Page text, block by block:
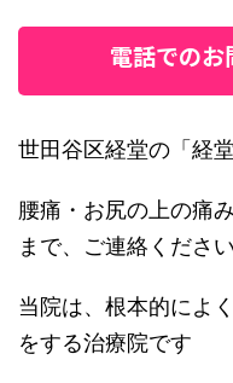
電話でのお
世田谷区経堂の「経
腰痛・お尻の上の痛
まで、ご連絡ください
当院は、根本的によ
をする治療院です